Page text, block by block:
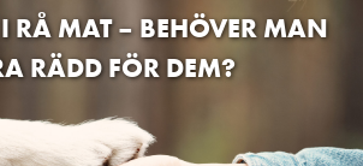
RÅ MAT – BEHÖVER MAN
RÄDD FÖR DEM?